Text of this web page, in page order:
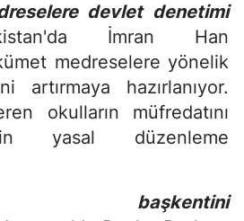
devlet denetimi
İmran Han
medreselere yönelik
artırmaya hazırlanıyor.
okulların müfredatını
yasal düzenleme
başkentini